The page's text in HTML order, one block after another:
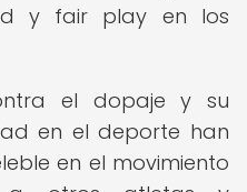
y fair play en los
el dopaje y su
en el deporte han
en el movimiento